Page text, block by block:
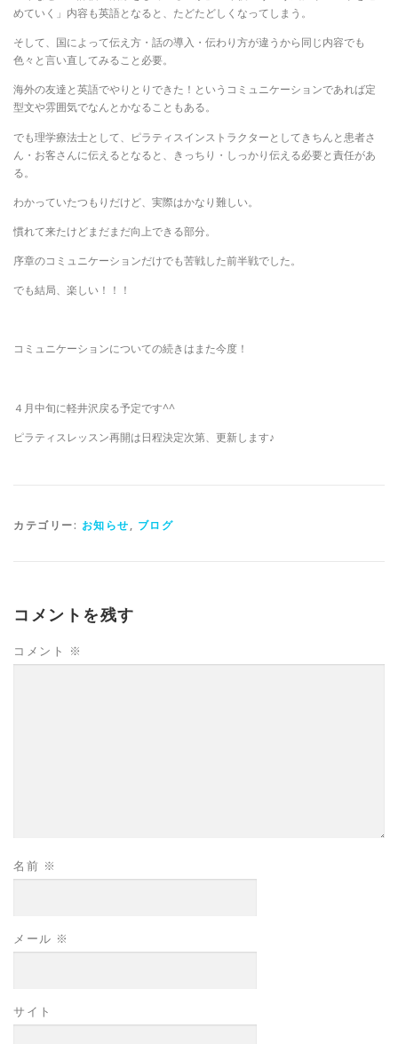
めていく」内容も英語となると、たどたどしくなってしまう。
そして、国によって伝え方・話の導入・伝わり方が違うから同じ内容でも
色々と言い直してみること必要。
海外の友達と英語でやりとりできた！というコミュニケーションであれば定
型文や雰囲気でなんとかなることもある。
でも理学療法士として、ピラティスインストラクターとしてきちんと患者さ
ん・お客さんに伝えるとなると、きっちり・しっかり伝える必要と責任があ
る。
わかっていたつもりだけど、実際はかなり難しい。
慣れて来たけどまだまだ向上できる部分。
序章のコミュニケーションだけでも苦戦した前半戦でした。
でも結局、楽しい！！！
コミュニケーションについての続きはまた今度！
４月中旬に軽井沢戻る予定です^^
ピラティスレッスン再開は日程決定次第、更新します♪
カテゴリー: お知らせ, ブログ
コメントを残す
コメント ※
名前 ※
メール ※
サイト